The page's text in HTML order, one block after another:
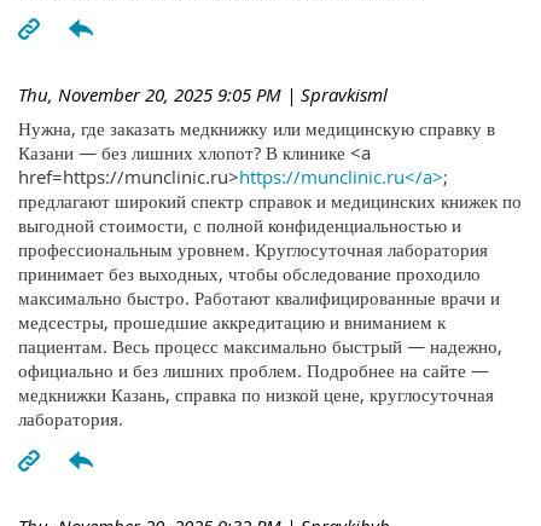
Thu, November 20, 2025 9:05 PM | Spravkisml
Нужна, где заказать медкнижку или медицинскую справку в
Казани — без лишних хлопот? В клинике <a
href=https://munclinic.ru>https://munclinic.ru</a>;
предлагают широкий спектр справок и медицинских книжек по
выгодной стоимости, с полной конфиденциальностью и
профессиональным уровнем. Круглосуточная лаборатория
принимает без выходных, чтобы обследование проходило
максимально быстро. Работают квалифицированные врачи и
медсестры, прошедшие аккредитацию и вниманием к
пациентам. Весь процесс максимально быстрый — надежно,
официально и без лишних проблем. Подробнее на сайте —
медкнижки Казань, справка по низкой цене, круглосуточная
лаборатория.